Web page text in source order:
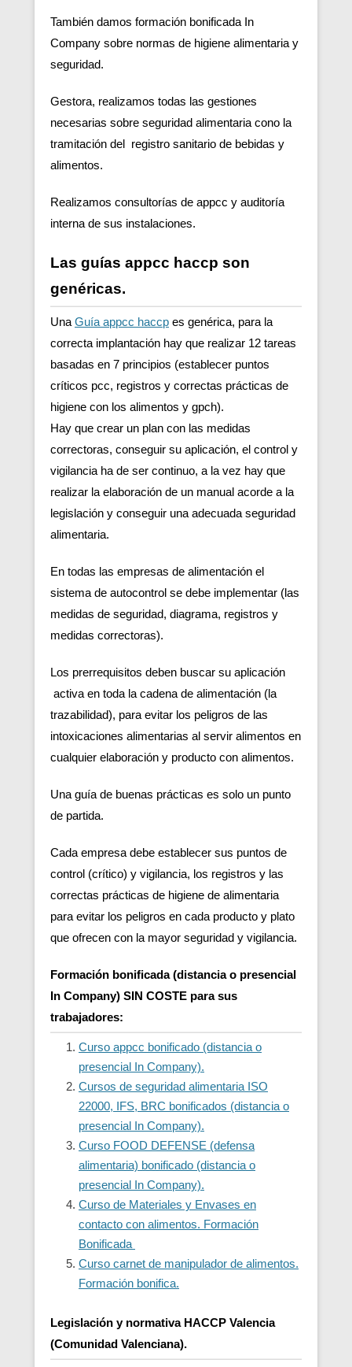
También damos formación bonificada In
Company sobre normas de higiene alimentaria y
seguridad.
Gestora, realizamos todas las gestiones
necesarias sobre seguridad alimentaria cono la
tramitación del registro sanitario de bebidas y
alimentos.
Realizamos consultorías de appcc y auditoría
interna de sus instalaciones.
Las guías appcc haccp son
genéricas.
Una Guía appcc haccp es genérica, para la
correcta implantación hay que realizar 12 tareas
basadas en 7 principios (establecer puntos
críticos pcc, registros y correctas prácticas de
higiene con los alimentos y gpch).
Hay que crear un plan con las medidas
correctoras, conseguir su aplicación, el control y
vigilancia ha de ser continuo, a la vez hay que
realizar la elaboración de un manual acorde a la
legislación y conseguir una adecuada seguridad
alimentaria.
En todas las empresas de alimentación el
sistema de autocontrol se debe implementar (las
medidas de seguridad, diagrama, registros y
medidas correctoras).
Los prerrequisitos deben buscar su aplicación
activa en toda la cadena de alimentación (la
trazabilidad), para evitar los peligros de las
intoxicaciones alimentarias al servir alimentos en
cualquier elaboración y producto con alimentos.
Una guía de buenas prácticas es solo un punto
de partida.
Cada empresa debe establecer sus puntos de
control (crítico) y vigilancia, los registros y las
correctas prácticas de higiene de alimentaria
para evitar los peligros en cada producto y plato
que ofrecen con la mayor seguridad y vigilancia.
Formación bonificada (distancia o presencial
In Company) SIN COSTE para sus
trabajadores:
Curso appcc bonificado (distancia o
presencial In Company).
Cursos de seguridad alimentaria ISO
22000, IFS, BRC bonificados (distancia o
presencial In Company).
Curso FOOD DEFENSE (defensa
alimentaria) bonificado (distancia o
presencial In Company).
Curso de Materiales y Envases en
contacto con alimentos. Formación
Bonificada
Curso carnet de manipulador de alimentos.
Formación bonifica.
Legislación y normativa HACCP Valencia
(Comunidad Valenciana).